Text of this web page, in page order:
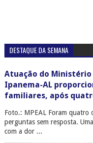
DESTAQUE DA SEMANA
Atuação do Ministério
Ipanema-AL
familiares, após
Foto.: MPEAL Foram quatro
perguntas sem resposta.
com a dor ...